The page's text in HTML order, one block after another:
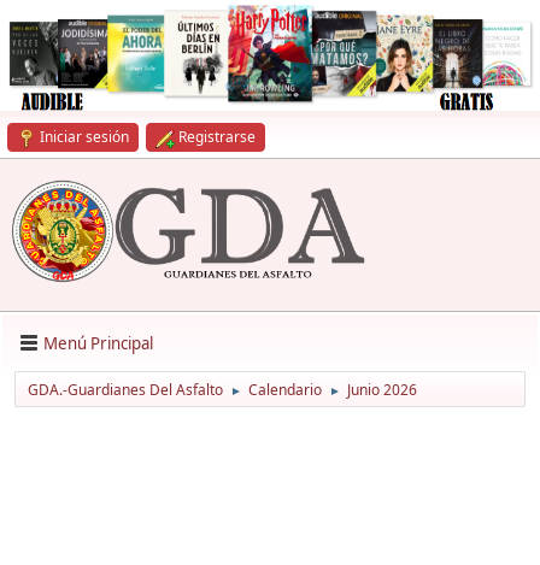
Iniciar sesión Registrarse
Menú Principal
GDA.-Guardianes Del Asfalto ► Calendario ► Junio 2026